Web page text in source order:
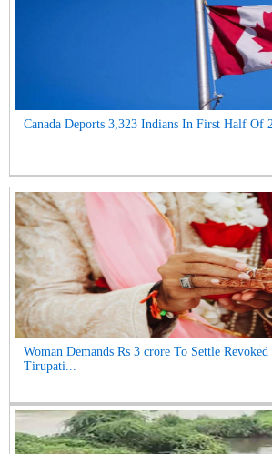
Canada Deports 3,323 Indians In First Half Of
Woman Demands Rs 3 crore To Settle
Tirupati...